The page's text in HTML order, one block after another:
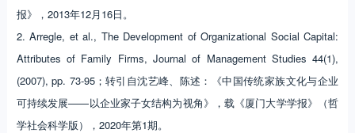
报》，2013年12月16日。
2. Arregle, et al., The Development of Organizational Social Capital:
Attributes of Family Firms, Journal of Management Studies 44(1),
(2007), pp. 73-95；转引自沈艺峰、陈述：《中国传统家族文化与企业
可持续发展——以企业家子女结构为视角》，载《厦门大学学报》（哲
学社会科学版），2020年第1期。